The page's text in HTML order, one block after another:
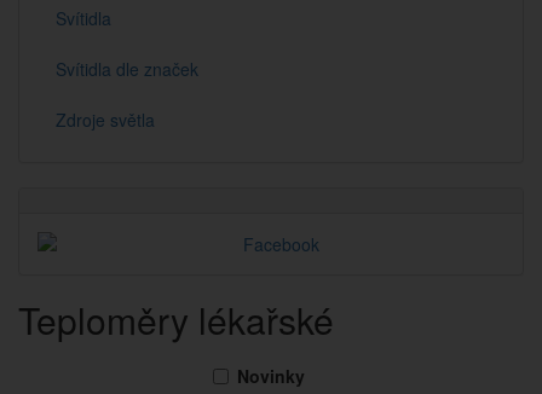
Svítidla
Svítidla dle značek
Zdroje světla
Teploměry lékařské
Novinky